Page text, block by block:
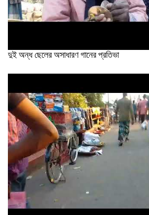
২৫ কোটি টাকার ৫ সেতুর কাজ অনিশ্চিত
দিরাইয়ে ৪০০ পিস ইয়াবাসহ কুখ্যাত মাদক কারবারি...
দুই অন্ধ ছেলের অসাধারণ গানের প্রতিভা